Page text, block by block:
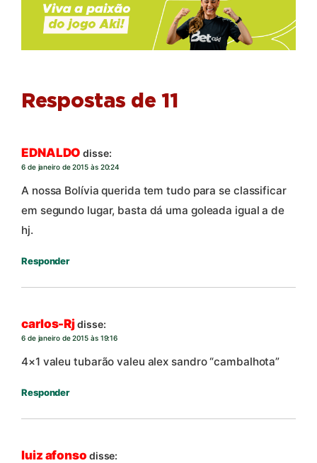
Respostas de 11
EDNALDO disse:
6 de janeiro de 2015 às 20:24
A nossa Bolívia querida tem tudo para se classificar
em segundo lugar, basta dá uma goleada igual a de
hj.
Responder
carlos-Rjdisse:
6 de janeiro de 2015 às 19:16
4×1 valeu tubarão valeu alex sandro “cambalhota”
Responder
luiz afonso disse: